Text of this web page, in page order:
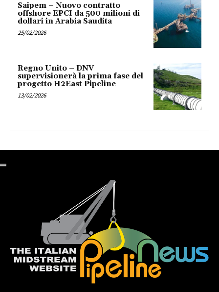
Saipem – Nuovo contratto
offshore EPCI da 500 milioni di
dollari in Arabia Saudita
25/02/2026
Regno Unito – DNV
supervisionerà la prima fase del
progetto H2East Pipeline
13/02/2026